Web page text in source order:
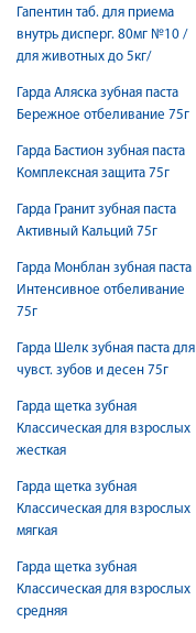
Гапентин таб. для приема
внутрь дисперг. 80мг №10 /
для животных до 5кг/
Гарда Аляска зубная паста
Бережное отбеливание 75г
Гарда Бастион зубная паста
Комплексная защита 75г
Гарда Гранит зубная паста
Активный Кальций 75г
Гарда Монблан зубная паста
Интенсивное отбеливание
75г
Гарда Шелк зубная паста для
чувст. зубов и десен 75г
Гарда щетка зубная
Классическая для взрослых
жесткая
Гарда щетка зубная
Классическая для взрослых
мягкая
Гарда щетка зубная
Классическая для взрослых
средняя